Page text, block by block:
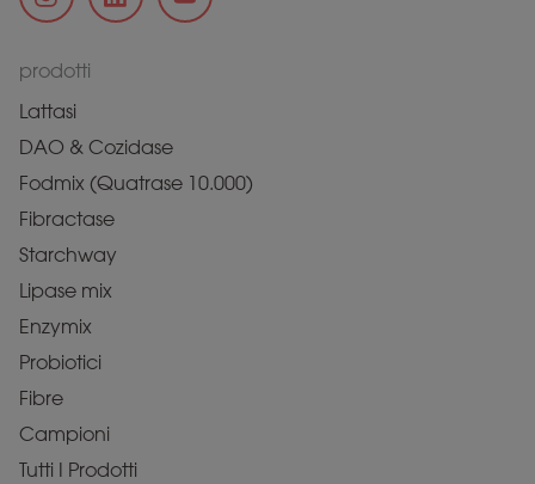
prodotti
Lattasi
DAO & Cozidase
Fodmix (Quatrase 10.000)
Fibractase
Starchway
Lipase mix
Enzymix
Probiotici
Fibre
Campioni
Tutti I Prodotti